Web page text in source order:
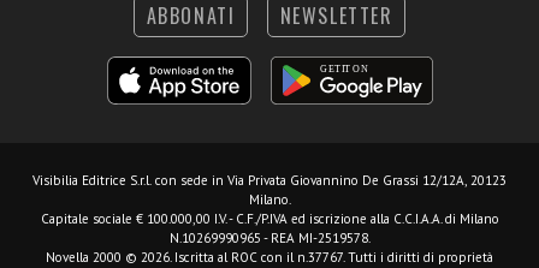
ABBONATI NEWSLETTER
Visibilia Editrice S.r.l. con sede in Via Privata Giovannino De Grassi 12/12A, 20123
Milano.
Capitale sociale € 100.000,00 I.V. - C.F./P.IVA ed iscrizione alla C.C.I.A.A. di Milano
N.10269990965 - REA MI-2519578.
Novella 2000 © 2026. Iscritta al ROC con il n.37767. Tutti i diritti di proprietà